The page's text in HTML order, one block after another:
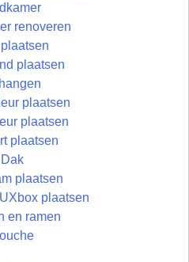
renoveren
plaatsen
plaatsen
plaatsen
plaatsen
Dak
plaatsen
plaatsen
en ramen